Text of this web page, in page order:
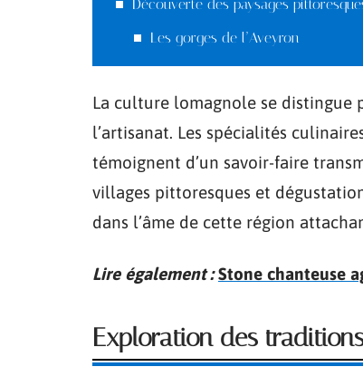
Découverte des paysages
Les gorges de l’Aveyron
La culture lomagnole se distingue
l’artisanat. Les spécialités
témoignent d’un savoir-faire
villages pittoresques et
dans l’âme de cette région
Lire également : Stone chanteuse
Exploration des